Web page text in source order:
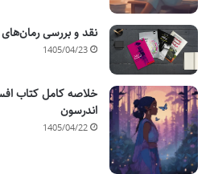
نقد و بررسی
1405/04/23
خلاصه کامل کتاب
اندرسون
1405/04/22